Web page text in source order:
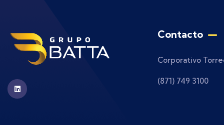
Contacto
Corporativo
(871) 749 3100